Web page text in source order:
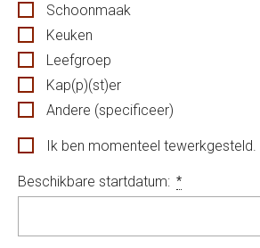
Schoonmaak
Keuken
Leefgroep
Kap(p)(st)er
Andere (specificeer)
Ik ben momenteel tewerkgesteld.
Beschikbare startdatum: *